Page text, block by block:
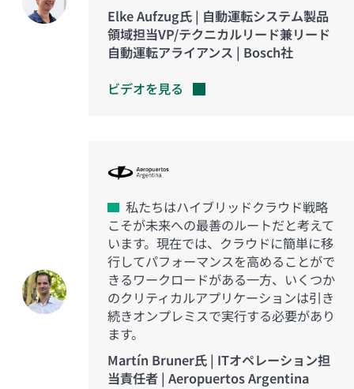
Elke Aufzug氏 | 自動運転システム製品
領域担当VP/テクニカルリード兼リード
自動運転アライアンス | Bosch社
ビデオを見る
私たちはハイブリッドクラウド戦略
こそが未来への最善のルートだと考えて
います。現在では、クラウドに簡単に移
行してパフォーマンスを高めることがで
きるワークロードがある一方、いくつか
のクリティカルアプリケーションは引き
続きオンプレミスで実行する必要があり
ます。
Martín Bruner氏 | ITオペレーション担
当責任者 | Aeropuertos Argentina